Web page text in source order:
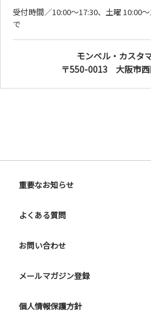
受付時間／10:00～17:30、土曜 10:00
で
モンベル・カスタ
〒550-0013 大阪市
重要なお知らせ
よくある質問
お問い合わせ
メールマガジン登録
個人情報保護方針